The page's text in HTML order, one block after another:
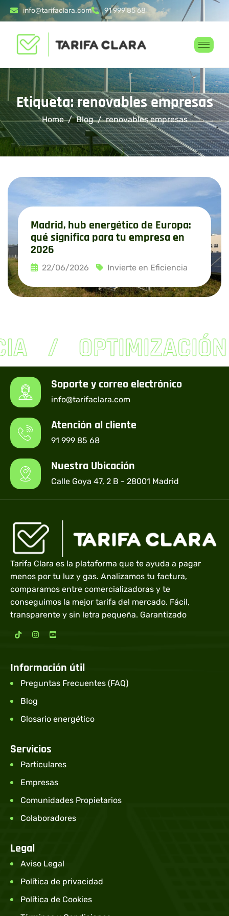
info@tarifaclara.com 91 999 85 68
Etiqueta: renovables empresas
Home Blog renovables empresas
Madrid, hub energético de Europa:
qué significa para tu empresa en
2026
22/06/2026 Invierte en Eficiencia
Leer más
OPTIMIZACIÓN
Soporte y correo electrónico
info@tarifaclara.com
Atención al cliente
91 999 85 68
Nuestra Ubicación
Calle Goya 47, 2 B - 28001 Madrid
Tarifa Clara es la plataforma que te ayuda a pagar
menos por tu luz y gas. Analizamos tu factura,
comparamos entre comercializadoras y te
conseguimos la mejor tarifa del mercado. Fácil,
transparente y sin letra pequeña. Garantizado
Información útil
Preguntas Frecuentes (FAQ)
Blog
Glosario energético
Servicios
Particulares
Empresas
Comunidades Propietarios
Colaboradores
Legal
Aviso Legal
Política de privacidad
Política de Cookies